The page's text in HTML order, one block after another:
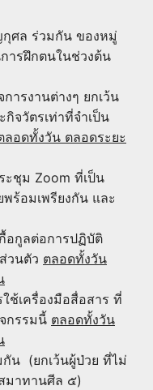
ศล ร่วมกัน ของหมู่
ารฝึกตนในช่วงต้น
ารงานต่างๆ ยกเว้น
กิจวัตรเท่าที่จำเป็น
ลอดทั้งวัน ตลอดระยะ
ะชุม Zoom ที่เป็น
พร้อมเพรียงกัน และ
อกูลต่อการปฏิบัติ
วนตัว ตลอดทั้งวัน
ช้เครื่องมือสื่อสาร ที่
กรรมนี้ ตลอดทั้งวัน
น (ยกเว้นผู้ป่วย ที่ไม่
มาทานศีล ๕)